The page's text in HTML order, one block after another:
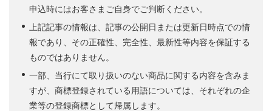
申込時にはお客さまご自身でご判断ください。
上記記事の情報は、記事の公開日または更新日時点での情
報であり、その正確性、完全性、最新性等内容を保証する
ものではありません。
一部、当行にて取り扱いのない商品に関する内容を含みま
すが、商標登録されている用語については、それぞれの企
業等の登録商標として帰属します。